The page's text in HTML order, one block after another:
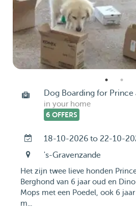
Dog Boarding for Prince
in your home
6 OFFERS
18-10-2026 to 22-10-
's-Gravenzande
Het zijn twee lieve honden
Berghond van 6 jaar oud en
Mops met een Poedel, ook 6
m...